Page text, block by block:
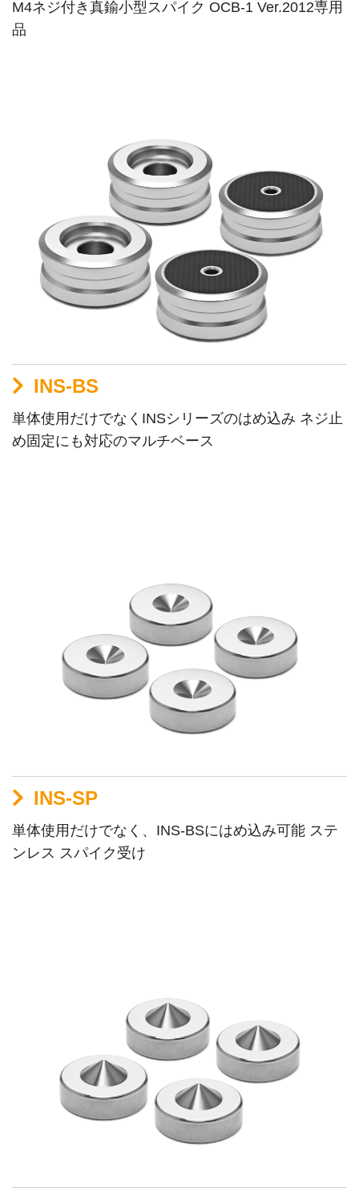
M4ネジ付き真鍮小型スパイク OCB-1 Ver.2012専用
品
INS-BS
単体使用だけでなくINSシリーズのはめ込み ネジ止
め固定にも対応のマルチベース
INS-SP
単体使用だけでなく、INS-BSにはめ込み可能 ステ
ンレス スパイク受け